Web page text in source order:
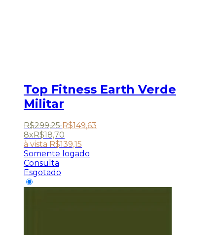
Top Fitness Earth Verde
Militar
R$299,25 R$149,63
8x R$18,70
à vista R$139,15
Somente logado
Consulta
Esgotado